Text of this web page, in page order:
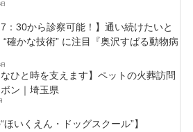
7：30から診察可能！】通い続けたいと
“確かな技術” に注目『奥沢すばる動物病
なひと時を支えます】ペットの火葬訪問
ン｜埼玉県
“ほいくえん・ドッグスクール”】